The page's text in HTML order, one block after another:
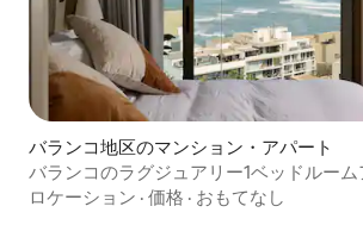
バランコ地区のマンション・アパート
バランコのラグジュアリー1ベッドルーム
ャンビュー、エアコン| 1706
ロケーション · 価格 · おもてなし